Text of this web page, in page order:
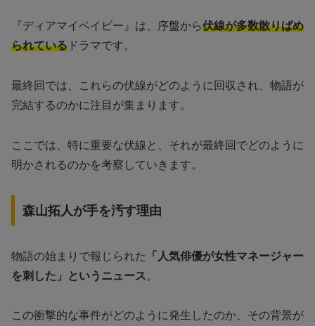
『ディアマイベイビー』は、序盤から伏線が多数散りばめ
られている ドラマです。
最終回では、これらの伏線がどのように回収され、物語が
完結するのかに注目が集まります。
ここでは、特に重要な伏線と、それが最終回でどのように
明かされるのかを考察していきます。
森山拓人が手を汚す理由
物語の始まりで報じられた
「人気俳優が女性マネージャー
を刺した」というニュース 。
この衝撃的な事件がどのように発生したのか、その背景が